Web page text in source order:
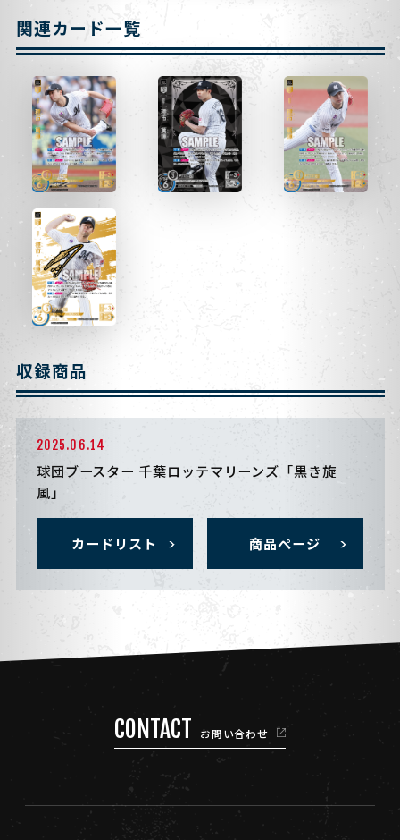
関連カード一覧
収録商品
2025.06.14
球団ブースター 千葉ロッテマリーンズ「黒き旋
風」
カードリスト 商品ページ
CONTACT お問い合わせ